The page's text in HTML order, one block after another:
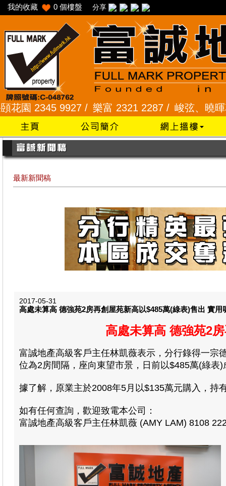
我的收藏 0 個樓盤 分享
9927 / 樂富 2321 2287 / 峻弦、曉暉花園
最新新聞稿
2017-05-31
高處未算高 德強苑2房再創屋苑新高以$485萬(綠表)售出 實用
高處未算高 德強苑2
富誠地產高級客戶主任林凱薇表示，分行錄得一宗
位為2房間隔，座向東望市景，日前以$485萬(綠表
據了解，原業主於2008年5月以$135萬元購入，持
如有任何查詢，歡迎致電本公司：
富誠地產高級客戶主任林凱薇 (AMY LAM) 8108